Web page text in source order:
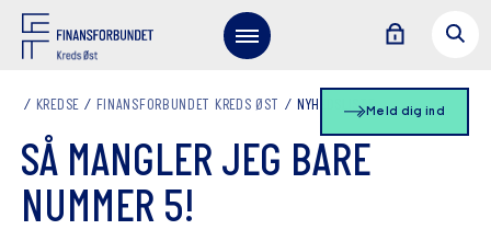
Meld dig ind
KREDSE FINANSFORBUNDET KREDS ØST NYHEDSLISTE
SÅ MANGLER JEG BARE
NUMMER 5!